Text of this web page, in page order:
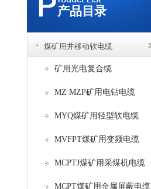
产品目录
煤矿用井移动软电缆
矿用光电复合缆
MZ MZP矿用电钻电缆
MYQ煤矿用轻型软电缆
MVFPT煤矿用变频电缆
MCPTJ煤矿用采煤机电缆
MCPT煤矿用金属屏蔽电缆